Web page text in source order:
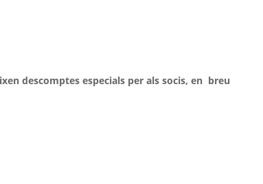
descomptes especials per als socis, en breu